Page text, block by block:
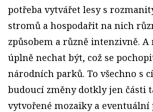
potřeba vytvářet lesy s
stromů a hospodařit na nich
způsobem a různě intenzivně.
úplně nechat být, což se
národních parků. To všechno s
budoucí změny dotkly jen části
vytvořené mozaiky a